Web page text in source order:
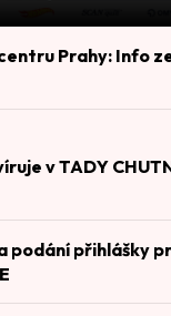
Prahy: Info
v TADY
podání přihlášky